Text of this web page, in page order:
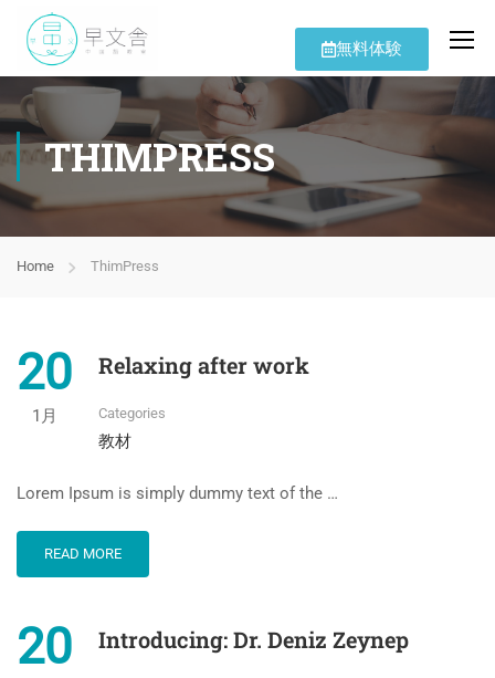
無料体験
THIMPRESS
Home ThimPress
20
1月
Relaxing after work
Categories
教材
Lorem Ipsum is simply dummy text of the …
READ MORE
20 Introducing: Dr. Deniz Zeynep